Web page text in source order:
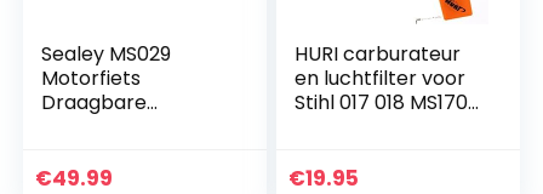
Sealey MS029
Motorfiets
Draagbare
€49.99
HURI carburateur
en luchtfilter voor
Stihl 017 018 MS170
slang filter bougie…
€19.95